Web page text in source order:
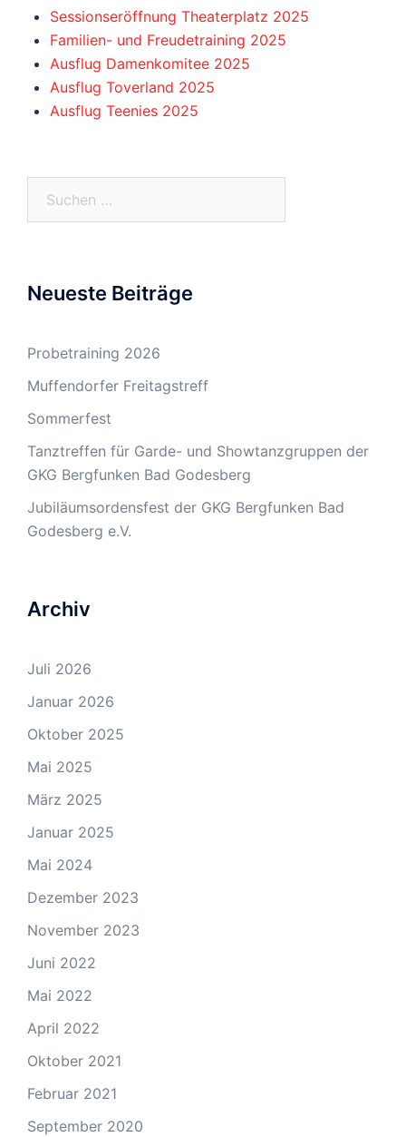
Sessionseröffnung Theaterplatz 2025
Familien- und Freudetraining 2025
Ausflug Damenkomitee 2025
Ausflug Toverland 2025
Ausflug Teenies 2025
Neueste Beiträge
Probetraining 2026
Muffendorfer Freitagstreff
Sommerfest
Tanztreffen für Garde- und Showtanzgruppen der
GKG Bergfunken Bad Godesberg
Jubiläumsordensfest der GKG Bergfunken Bad
Godesberg e.V.
Archiv
Juli 2026
Januar 2026
Oktober 2025
Mai 2025
März 2025
Januar 2025
Mai 2024
Dezember 2023
November 2023
Juni 2022
Mai 2022
April 2022
Oktober 2021
Februar 2021
September 2020